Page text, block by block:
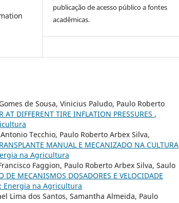
publicação de acesso público a fontes
acadêmicas.
de Sousa, Vinicius Paludo, Paulo Roberto
DIFFERENT TIRE INFLATION PRESSURES ,
Tecchio, Paulo Roberto Arbex Silva,
MANUAL E MECANIZADO NA CULTURA
na Agricultura
Faggion, Paulo Roberto Arbex Silva, Saulo
DE MECANISMOS DOSADORES E VELOCIDADE
Energia na Agricultura
Lima dos Santos, Samantha Almeida, Paulo